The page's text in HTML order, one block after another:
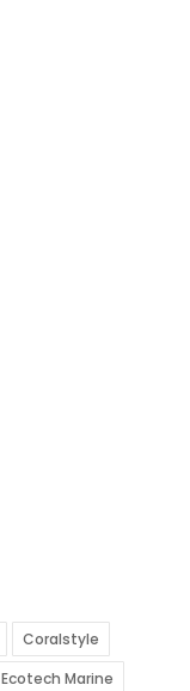
Coralstyle
Ecotech Marine